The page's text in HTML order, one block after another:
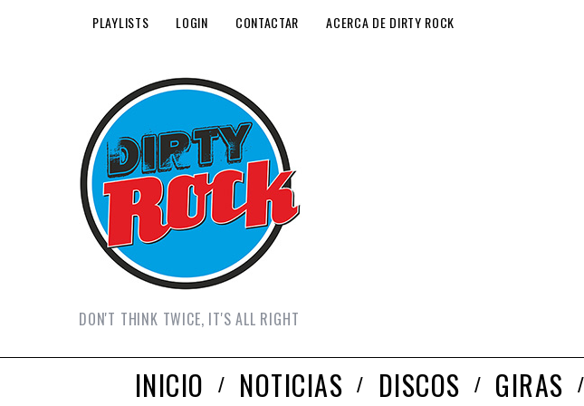
PLAYLISTS LOGIN CONTACTAR ACERCA DE DIRTY ROCK
DON'T THINK TWICE, IT'S ALL RIGHT
INICIO NOTICIAS DISCOS GIRAS